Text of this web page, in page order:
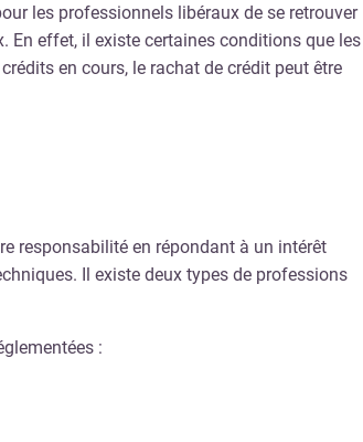
les professionnels libéraux de se retrouver
En effet, il existe certaines conditions que les
en cours, le rachat de crédit peut être
responsabilité en répondant à un intérêt
Il existe deux types de professions
: